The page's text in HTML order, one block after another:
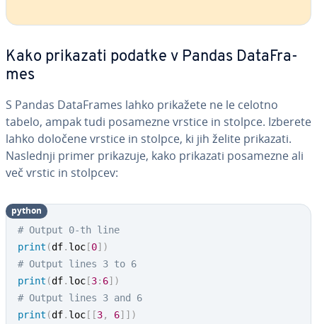
Kako prikazati podatke v Pandas Da­ta­Fra­
mes
S Pandas Da­ta­Fra­mes lahko prikažete ne le celotno
tabelo, ampak tudi posamezne vrstice in stolpce. Izberete
lahko določene vrstice in stolpce, ki jih želite prikazati.
Naslednji primer prikazuje, kako prikazati posamezne ali
več vrstic in stolpcev:
# Output 0-th line
print (df. loc [0] )
# Output lines 3 to 6
print (df. loc [3: 6] )
# Output lines 3 and 6
print (df. loc [ [3, 6] ] )
python